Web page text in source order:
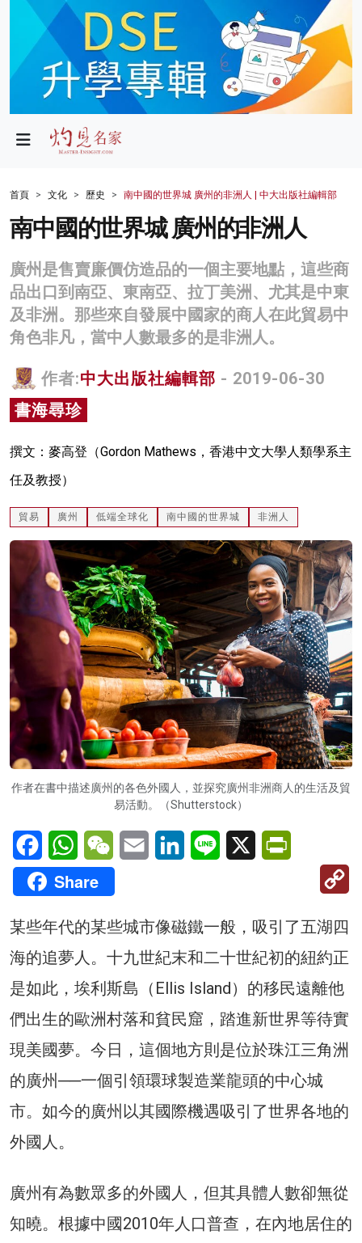
政局
財經
生活
商業
科技
名家榜
灼見活動
關於我們
首頁 文化 歷史 南中國的世界城 廣州的非洲人 | 中大出版社編輯部
南中國的世界城 廣州的非洲人
廣州是售賣廉價仿造品的一個主要地點，這些商
品出口到南亞、東南亞、拉丁美洲、尤其是中東
及非洲。那些來自發展中國家的商人在此貿易中
角色非凡，當中人數最多的是非洲人。
作者:中大出版社編輯部 - 2019-06-30
書海尋珍
撰文：麥高登（Gordon Mathews，香港中文大學人類學系主
任及教授）
貿易 廣州 低端全球化 南中國的世界城 非洲人
作者在書中描述廣州的各色外國人，並探究廣州非洲商人的生活及貿
易活動。（Shutterstock）
FacebookWhatsAppWeChatEmail LinkedInLine X
Share
某些年代的某些城市像磁鐵一般，吸引了五湖四
海的追夢人。十九世紀末和二十世紀初的紐約正
是如此，埃利斯島（Ellis Island）的移民遠離他
們出生的歐洲村落和貧民窟，踏進新世界等待實
現美國夢。今日，這個地方則是位於珠江三角洲
的廣州──一個引領環球製造業龍頭的中心城
市。如今的廣州以其國際機遇吸引了世界各地的
外國人。
廣州有為數眾多的外國人，但其具體人數卻無從
知曉。根據中國2010年人口普查，在內地居住的